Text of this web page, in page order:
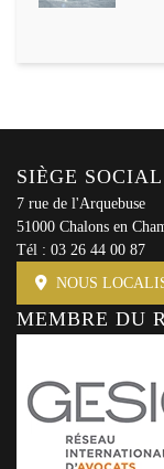
SIÈGE SOCIAL
7 rue de l'Arquebuse
51000 Chalons en
Tél : 03 26 44 00 87
NOUS
MEMBRE DU